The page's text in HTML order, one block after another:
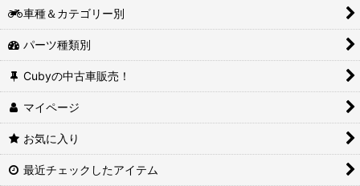
車種＆カテゴリー別
パーツ種類別
Cubyの中古車販売！
マイページ
お気に入り
最近チェックしたアイテム